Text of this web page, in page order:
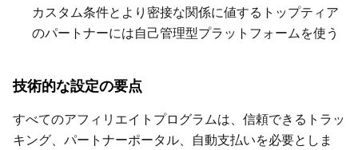
カスタム条件とより密接な関係に値するトップティア
のパートナーには自己管理型プラットフォームを使う
技術的な設定の要点
すべてのアフィリエイトプログラムは、信頼できるトラッ
キング、パートナーポータル、自動支払いを必要としま